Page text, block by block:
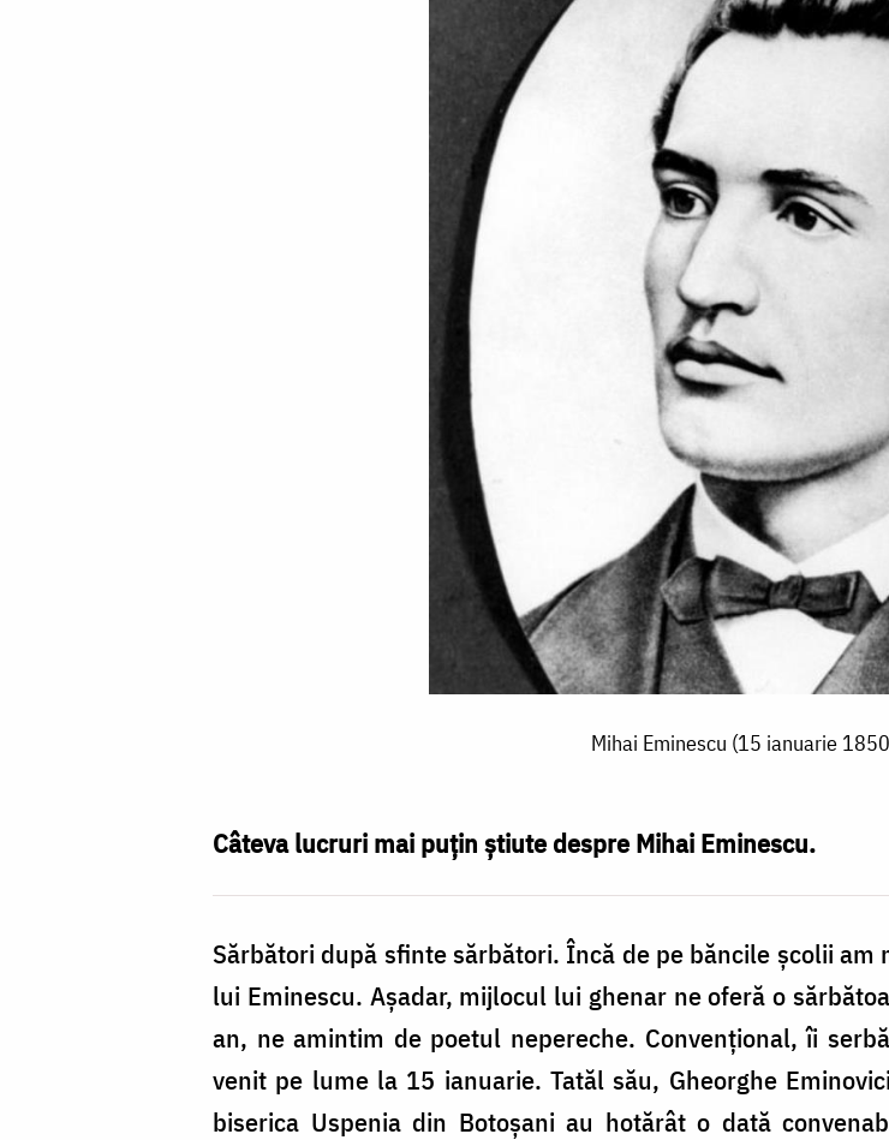
Mihai Eminescu (15 ianuarie
Câteva lucruri mai puţin ştiute despre Mihai Eminescu.
Sărbători după sfinte sărbători. Încă de pe băncile școlii
lui Eminescu. Așadar, mijlocul lui ghenar ne oferă o
an, ne amintim de poetul nepereche. Convențional, îi
venit pe lume la 15 ianuarie. Tatăl său, Gheorghe
biserica Uspenia din Botoșani au hotărât o dată